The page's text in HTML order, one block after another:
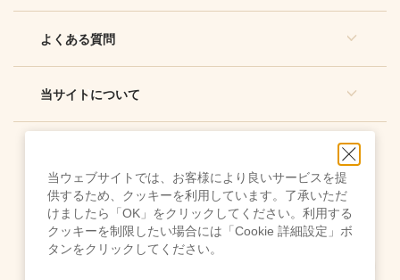
よくある質問
当サイトについて
ご利用規約
当ウェブサイトでは、お客様により良いサービスを提
供するため、クッキーを利用しています。了承いただ
けましたら「OK」をクリックしてください。利用する
クッキーを制限したい場合には「Cookie 詳細設定」ボ
タンをクリックしてください。